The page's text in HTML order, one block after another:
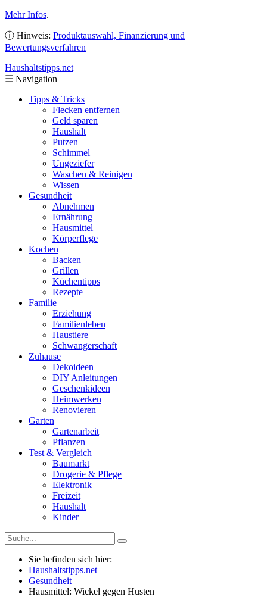
Mehr Infos.
ⓘ Hinweis: Produktauswahl, Finanzierung und
Bewertungsverfahren
Haushaltstipps.net
☰ Navigation
Tipps & Tricks
Flecken entfernen
Geld sparen
Haushalt
Putzen
Schimmel
Ungeziefer
Waschen & Reinigen
Wissen
Gesundheit
Abnehmen
Ernährung
Hausmittel
Körperflege
Kochen
Backen
Grillen
Küchentipps
Rezepte
Familie
Erziehung
Familienleben
Haustiere
Schwangerschaft
Zuhause
Dekoideen
DIY Anleitungen
Geschenkideen
Heimwerken
Renovieren
Garten
Gartenarbeit
Pflanzen
Test & Vergleich
Baumarkt
Drogerie & Pflege
Elektronik
Freizeit
Haushalt
Kinder
Sie befinden sich hier:
Haushaltstipps.net
Gesundheit
Hausmittel: Wickel gegen Husten